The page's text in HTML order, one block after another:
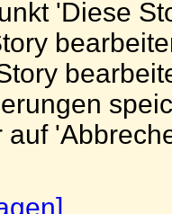
'Diese
auf